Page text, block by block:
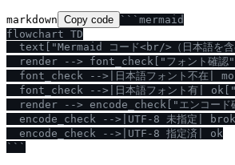
markdown Copy code
```mermaid
flowchart TD
  text["Mermaid コード<br
/>（日本語
  render --> font_check["フォント確認"]
font_check -->|日本語フォント不在|
font_check -->|日本語フォント有| ok["
render --> encode_check["エンコード
encode_check -->|UTF-8 未指定|
  encode_check -->|UTF-8 指定済| ok
```